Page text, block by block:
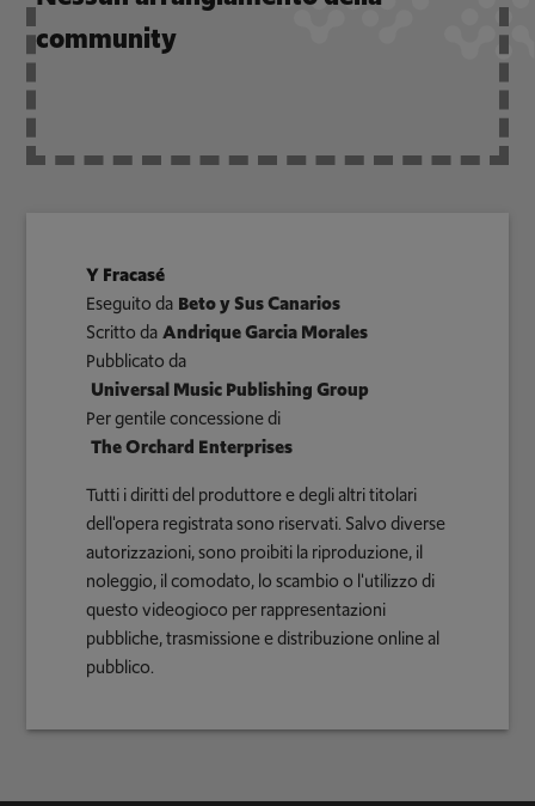
community
Y Fracasé
Eseguito da Beto y Sus Canarios
Scritto daAndrique Garcia Morales
Pubblicato da
Universal Music Publishing Group
Per gentile concessione di
The Orchard Enterprises
Tutti i diritti del produttore e degli altri titolari
dell'opera registrata sono riservati. Salvo diverse
autorizzazioni, sono proibiti la riproduzione, il
noleggio, il comodato, lo scambio o l'utilizzo di
questo videogioco per rappresentazioni
pubbliche, trasmissione e distribuzione online al
pubblico.